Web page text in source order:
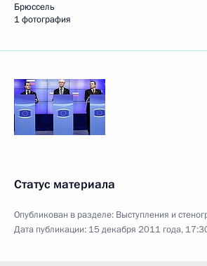
Брюссель
1 фотография
Статус материала
Опубликован в разделе: Выступления и
Дата публикации: 15 декабря 2011 года,